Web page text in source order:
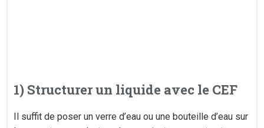
1) Structurer un liquide avec le CEF
Il suffit de poser un verre d’eau ou une bouteille d’eau sur